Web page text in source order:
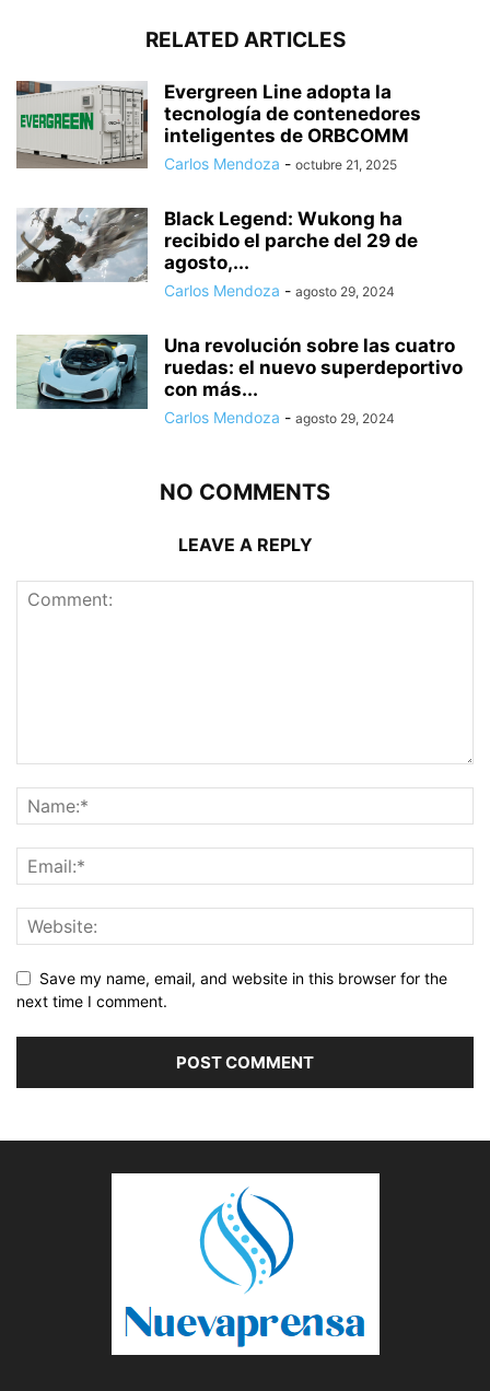
RELATED ARTICLES
Evergreen Line adopta la
tecnología de contenedores
inteligentes de ORBCOMM
Carlos Mendoza - octubre 21, 2025
Black Legend: Wukong ha
recibido el parche del 29 de
agosto,...
Carlos Mendoza - agosto 29, 2024
Una revolución sobre las cuatro
ruedas: el nuevo superdeportivo
con más...
Carlos Mendoza - agosto 29, 2024
NO COMMENTS
LEAVE A REPLY
Save my name, email, and website in this browser for the
next time I comment.